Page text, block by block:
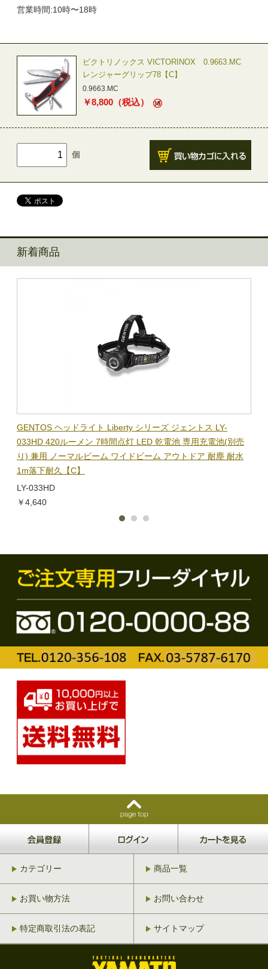
営業時間:10時〜18時
ビクトリノックス VICTORINOX 0.9663.MC
レンジャーグリップ78【C】
0.9663.MC
￥8,800 （税込）
個
新着商品
GENTOS ヘッドライト Liberty シリーズ ジェントス LY-
033HD 420ルーメン 7時間点灯 LED 乾電池 専用充電池(別売
り) 兼用 ノーマルビーム ワイドビーム アウトドア 耐塵 耐水
1m落下耐久【C】
LY-033HD
￥4,640
カテゴリー 商品一覧
お買い物方法 お問い合わせ
特定商取引法の表記 サイトマップ